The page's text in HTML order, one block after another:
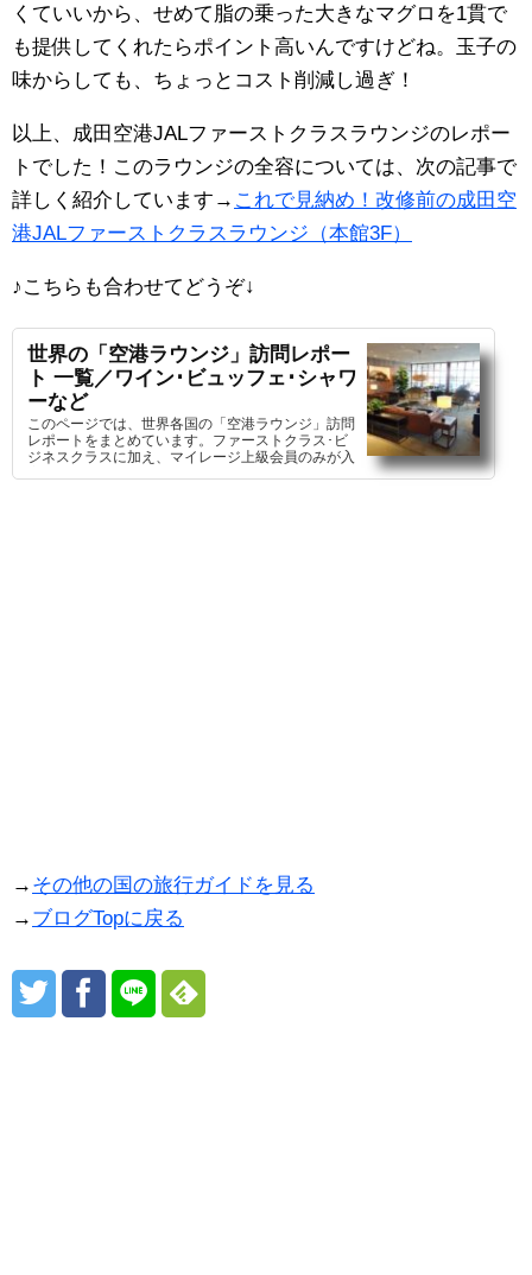
くていいから、せめて脂の乗った大きなマグロを1貫で
も提供してくれたらポイント高いんですけどね。玉子の
味からしても、ちょっとコスト削減し過ぎ！
以上、成田空港JALファーストクラスラウンジのレポー
トでした！このラウンジの全容については、次の記事で
詳しく紹介しています→ これで見納め！改修前の成田空
港JALファーストクラスラウンジ（本館3F）
♪こちらも合わせてどうぞ↓
世界の「空港ラウンジ」訪問レポー
ト 一覧／ワイン･ビュッフェ･シャワ
ーなど
このページでは、世界各国の「空港ラウンジ」訪問
レポートをまとめています。ファーストクラス･ビ
ジネスクラスに加え、マイレージ上級会員のみが入
→ その他の国の旅行ガイドを見る
→ ブログTopに戻る